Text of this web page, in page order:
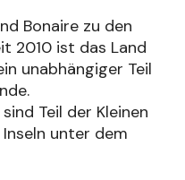
Bonaire zu den
2010 ist das Land
unabhängiger Teil
Teil der Kleinen
unter dem